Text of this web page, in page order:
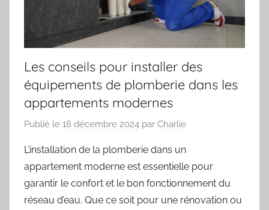
Les conseils pour installer des
équipements de plomberie dans les
appartements modernes
Publié le 18 décembre 2024 par Charlie
L’installation de la plomberie dans un
appartement moderne est essentielle pour
garantir le confort et le bon fonctionnement du
réseau d’eau. Que ce soit pour une rénovation ou